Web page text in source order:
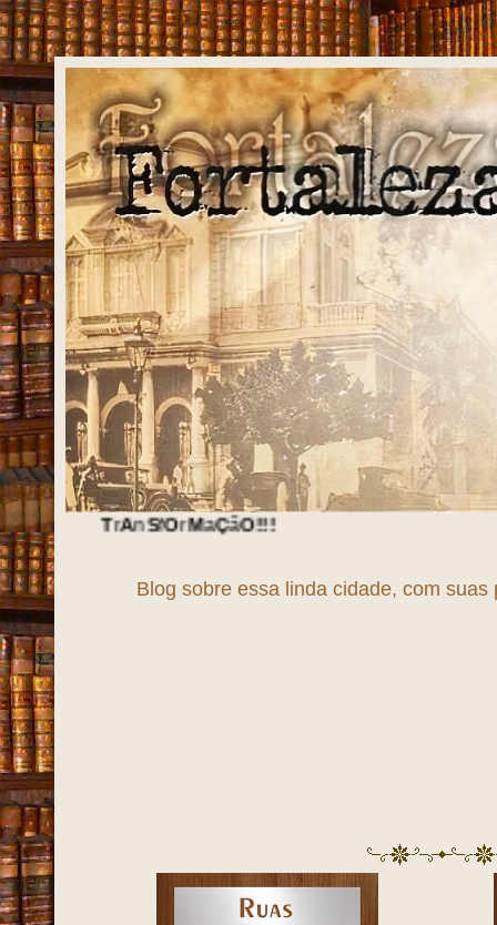
nSfOrM ãO!!!
Blog sobre essa linda cidade, com